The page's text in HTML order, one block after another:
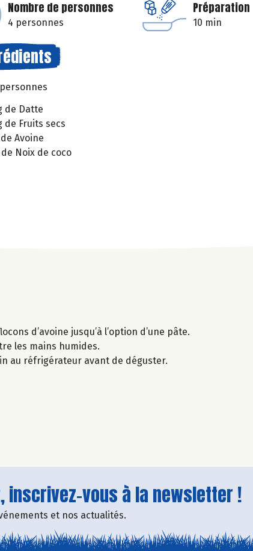
Nombre de personnes
4 personnes
Préparation
10 min
de Datte
de Fruits secs
Avoine
de Noix de coco
d’avoine jusqu’à l’option d’une pâte.
les mains humides.
au réfrigérateur avant de déguster.
inscrivez-vous à la newsletter !
et nos actualités.